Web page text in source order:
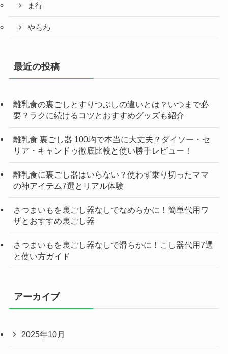
ま行
やらわ
最近の投稿
離乳食の裏ごしとすりつぶしの違いとは？いつまで必
要？ラクに続けるコツとおすすめグッズも紹介
離乳食 裏ごし器 100均で本当に大丈夫？ダイソー・セ
リア・キャンドゥ徹底比較と使い勝手レビュー！
離乳食に裏ごし器はいらない？使わず乗り切ったママ
の神アイテム7選とリアル体験
さつまいもを裏ごし器なしでなめらかに！簡単代用ワ
ザとおすすめ裏ごし器
さつまいもを裏ごし器なしで滑らかに！こし器代用7選
と使い方ガイド
アーカイブ
2025年10月